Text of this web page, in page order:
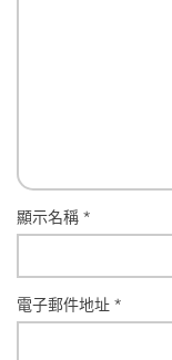
顯示名稱*
電子郵件地址*